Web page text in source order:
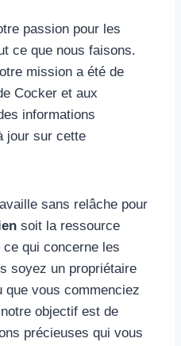
passion pour les
ce que nous faisons.
mission a été de
Cocker et aux
informations
jour sur cette
sans relâche pour
soit la ressource
qui concerne les
soyez un propriétaire
que vous commenciez
objectif est de
précieuses qui vous